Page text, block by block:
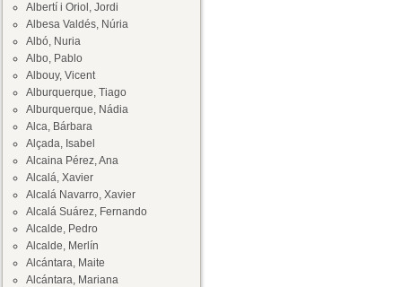
Albertí i Oriol, Jordi
Albesa Valdés, Núria
Albó, Nuria
Albo, Pablo
Albouy, Vicent
Alburquerque, Tiago
Alburquerque, Nádia
Alca, Bárbara
Alçada, Isabel
Alcaina Pérez, Ana
Alcalá, Xavier
Alcalá Navarro, Xavier
Alcalá Suárez, Fernando
Alcalde, Pedro
Alcalde, Merlín
Alcántara, Maite
Alcántara, Mariana